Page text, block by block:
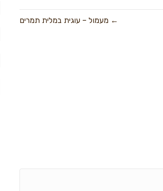
← מעמול – עוגית במלית תמרים